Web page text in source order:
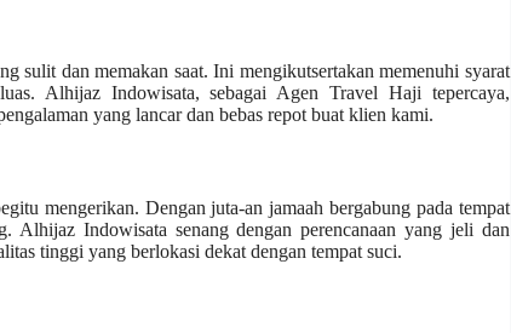
sulit dan memakan saat. Ini mengikutsertakan memenuhi syarat
Alhijaz Indowisata, sebagai Agen Travel Haji tepercaya,
yang lancar dan bebas repot buat klien kami.
mengerikan. Dengan juta-an jamaah bergabung pada tempat
Alhijaz Indowisata senang dengan perencanaan yang jeli dan
tinggi yang berlokasi dekat dengan tempat suci.